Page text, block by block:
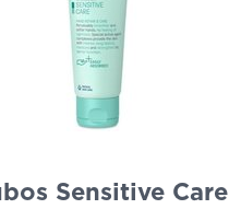
Sensitive Care